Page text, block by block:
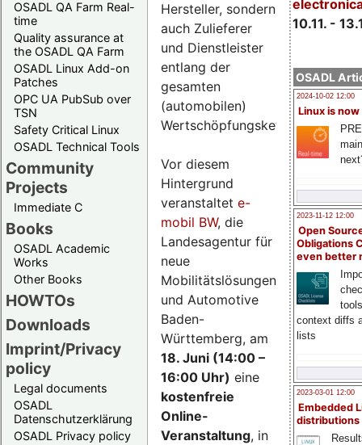
OSADL QA Farm Real-
time
Quality assurance at
the OSADL QA Farm
OSADL Linux Add-on
Patches
OPC UA PubSub over
TSN
Safety Critical Linux
OSADL Technical Tools
Community
Projects
Immediate C
Books
OSADL Academic
Works
Other Books
HOWTOs
Downloads
Imprint/Privacy
policy
Legal documents
OSADL
Datenschutzerklärung
OSADL Privacy policy
10.11. -
OSADL
2024-10-02 12:00
Linux is now
2023-11-12 12:00
Open
Obligations
even better
context diffs
lists
2023-03-01 12:00
Embedded
distributions
Hersteller, sondern
auch Zulieferer
und Dienstleister
entlang der
gesamten
(automobilen)
Wertschöpfungskette.
Vor diesem
Hintergrund
veranstaltet e-
mobil BW, die
Landesagentur für
neue
Mobilitätslösungen
und Automotive
Baden-
Württemberg, am
18. Juni (14:00 –
16:00 Uhr) eine
kostenfreie
Online-
Veranstaltung, in